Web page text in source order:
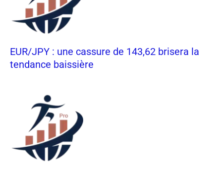
EUR/JPY : une cassure de 143,62 brisera la
tendance baissière